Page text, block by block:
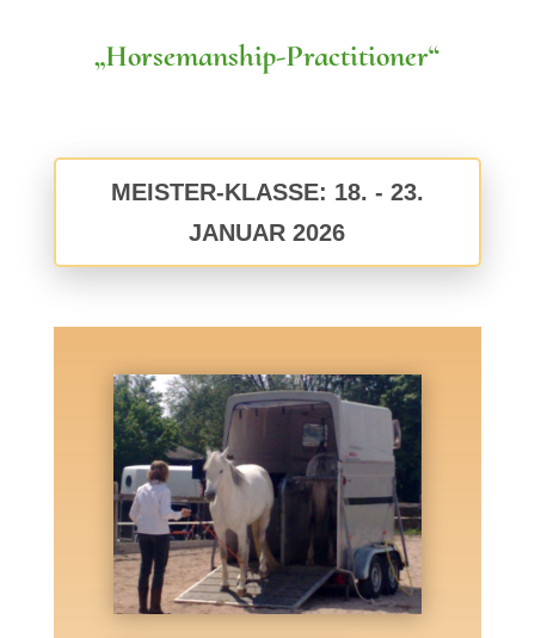
„Horsemanship-Practitioner“
MEISTER-KLASSE: 18. - 23.
JANUAR 2026